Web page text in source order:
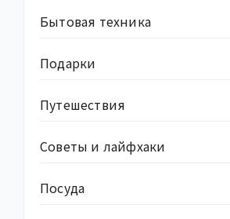
Бытовая техника
Подарки
Путешествия
Советы и лайфхаки
Посуда